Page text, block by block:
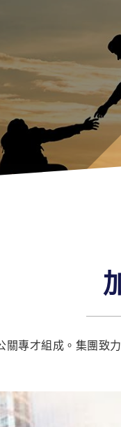
專才組成。集團致